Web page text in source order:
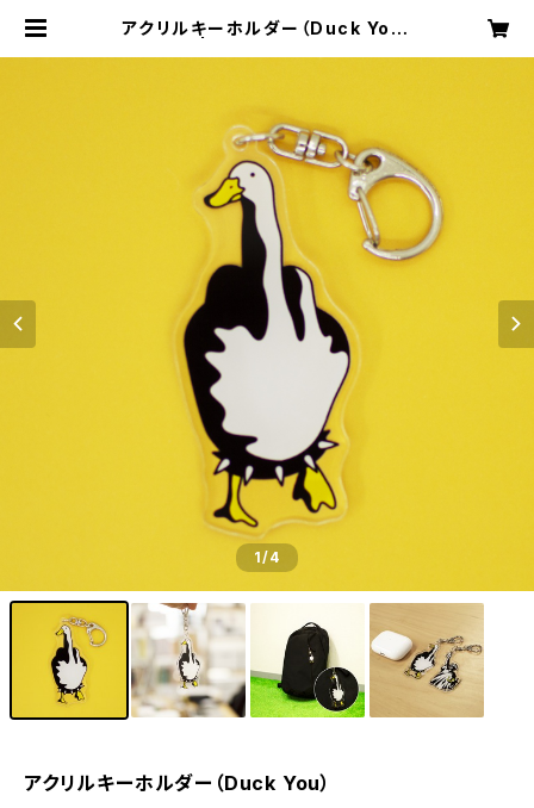
アクリルキーホルダー（Duck You）
1/4
アクリルキーホルダー（Duck You）